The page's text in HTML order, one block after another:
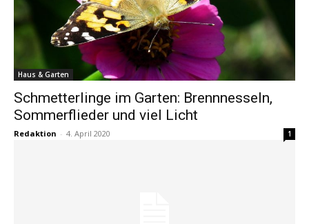
Haus & Garten
Schmetterlinge im Garten: Brennnesseln,
Sommerflieder und viel Licht
Redaktion - 4. April 2020 1